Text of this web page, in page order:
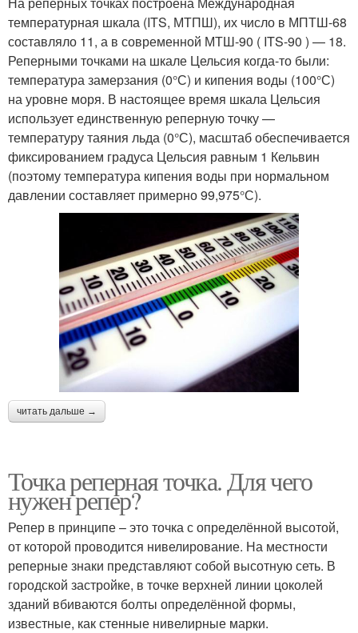
температурная шкала (ITS, МТПШ), их число в МПТШ-68
составляло 11, а в современной МТШ-90 ( ITS-90 ) — 18.
Реперными точками на шкале Цельсия когда-то были:
температура замерзания (0°С) и кипения воды (100°С)
на уровне моря. В настоящее время шкала Цельсия
использует единственную реперную точку —
температуру таяния льда (0°С), масштаб обеспечивается
фиксированием градуса Цельсия равным 1 Кельвин
(поэтому температура кипения воды при нормальном
давлении составляет примерно 99,975°С).
читать дальше →
Точка реперная точка. Для чего
нужен репер?
Репер в принципе – это точка с определённой высотой,
от которой проводится нивелирование. На местности
реперные знаки представляют собой высотную сеть. В
городской застройке, в точке верхней линии цоколей
зданий вбиваются болты определённой формы,
известные, как стенные нивелирные марки.